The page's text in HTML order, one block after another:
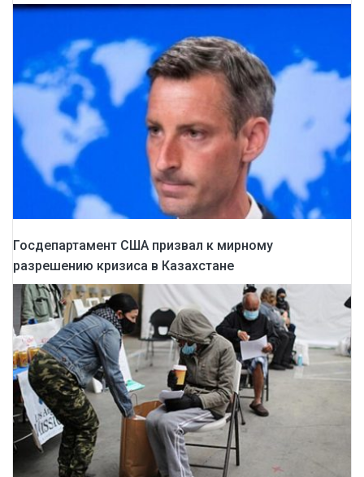
Госдепартамент США призвал к мирному
разрешению кризиса в Казахстане